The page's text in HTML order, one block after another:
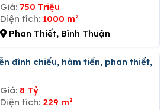
Giá: 750 Triệu
Diện tích: 1000 m²
Phan Thiết, Bình Thuận
Giá: 8 Tỷ
Diện tích: 229 m²